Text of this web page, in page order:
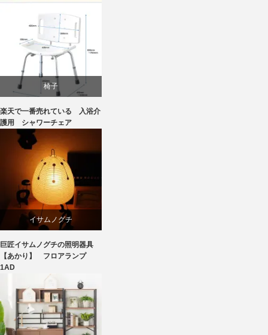
椅子
楽天で一番売れている 入浴介
護用 シャワーチェア
イサムノグチ
国産
巨匠イサムノグチの照明器具
【あかり】 フロアランプ
1AD